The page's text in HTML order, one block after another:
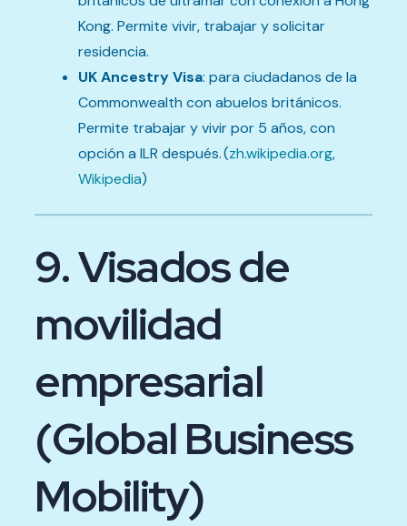
Kong. Permite vivir, trabajar y solicitar
residencia.
UK Ancestry Visa: para ciudadanos de la
Commonwealth con abuelos británicos.
Permite trabajar y vivir por 5 años, con
opción a ILR después. (zh.wikipedia.org,
Wikipedia)
9. Visados de
movilidad
empresarial
(Global Business
Mobility)